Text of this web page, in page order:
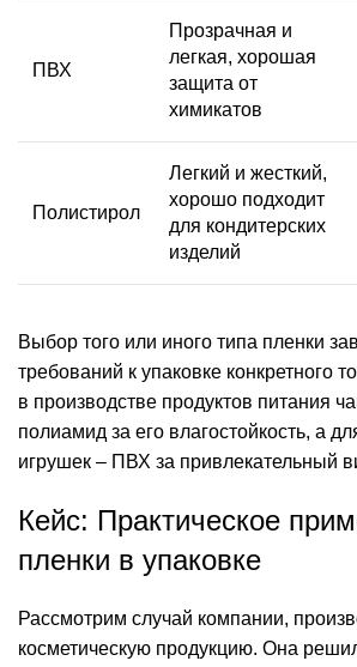
ПВХ
Прозрачная и
легкая, хорошая
защита от
химикатов
Полистирол
Легкий и жесткий,
хорошо подходит
для кондитерских
изделий
Выбор того или иного типа пленки
требований к упаковке конкретного
в производстве продуктов питания
полиамид за его влагостойкость, а
игрушек – ПВХ за привлекательный
Кейс: Практическое
пленки в упаковке
Рассмотрим случай компании,
косметическую продукцию. Она